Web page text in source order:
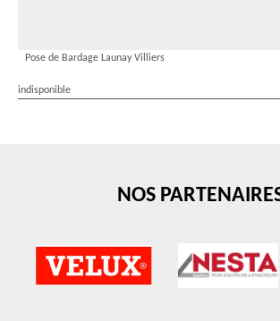
Pose de Bardage Launay Villiers
indisponible
NOS